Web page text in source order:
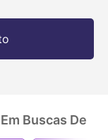
Buscas De